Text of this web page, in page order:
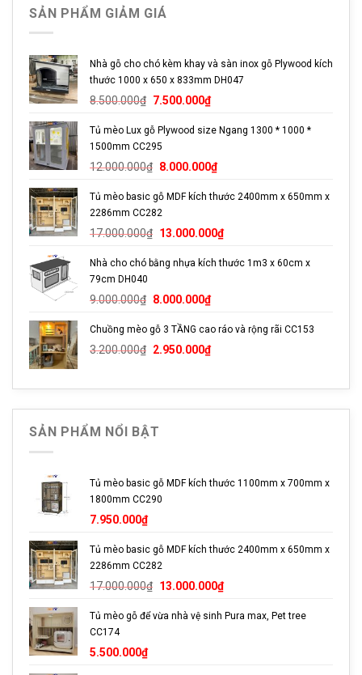
Ưu Điểm Sản Phẩm
Thiết kế gọn gàng tiện lợi.
Chất liệu nhựa cao cấp siêu bền.
Dễ dàng vệ sinh và vận chuyển.
Giá cả rất cạnh tranh.
Kích thước: 21*12*21.
Phù hợp với mèo mọi lứa tuổi.
Chất liệu: Nhựa cao cấp
Cam Kết Chất Lượng
PETTO, các sản phẩm được đổi trả hoặc hoàn tiền
100% nếu có sai sót về chất lượng hoặc hư hỏng trong quá
trình vận chuyển.
Liên Hệ
Địa Chỉ: 658 Đỗ Xuân Hợp, P.Phước Bình, Q9, TP.HCM
Email:contact@petto.vn
Đặt hàng qua kênh
facebook:https://www.facebook.com/petto.com.vn/
SẢN PHẨM GIẢM GIÁ
Nhà gỗ cho chó kèm khay và sàn inox gỗ Plywood kích
thước 1000 x 650 x 833mm DH047
8.500.000₫ Giá
là:
8.500.000₫.
7.500.000₫Giá
tại
7.500.000₫.
Tủ mèo Lux gỗ Plywood size Ngang 1300 * 1000 *
1500mm CC295
12.000.000₫ Giá
là:
12.000.000₫.
8.000.000₫Giá
tại
8.000.000₫.
Tủ mèo basic gỗ MDF kích thước 2400mm x 650mm x
2286mm CC282
17.000.000₫ Giá
là:
13.000.000₫Giá
tại
Nhà cho chó bằng nhựa kích thước 1m3 x 60cm x
79cm DH040
9.000.000₫ Giá
là:
9.000.000₫.
8.000.000₫Giá
tại
là:
Chuồng mèo gỗ 3 TẦNG cao ráo và rộng rãi CC153
3.200.000₫ Giá
2.950.000₫Giá
SẢN PHẨM NỔI BẬT
Tủ mèo basic gỗ MDF kích thước 1100mm x 700mm x
1800mm CC290
7.950.000₫
Tủ mèo basic gỗ MDF kích thước 2400mm x 650mm x
2286mm CC282
17.000.000₫ Giá
là:
13.000.000₫Giá
tại
Tủ mèo gỗ để vừa nhà vệ sinh Pura max, Pet tree
CC174
5.500.000₫